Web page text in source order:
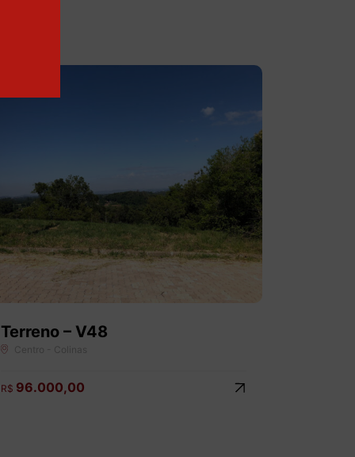
Terreno – V48
R$ 96.000,00